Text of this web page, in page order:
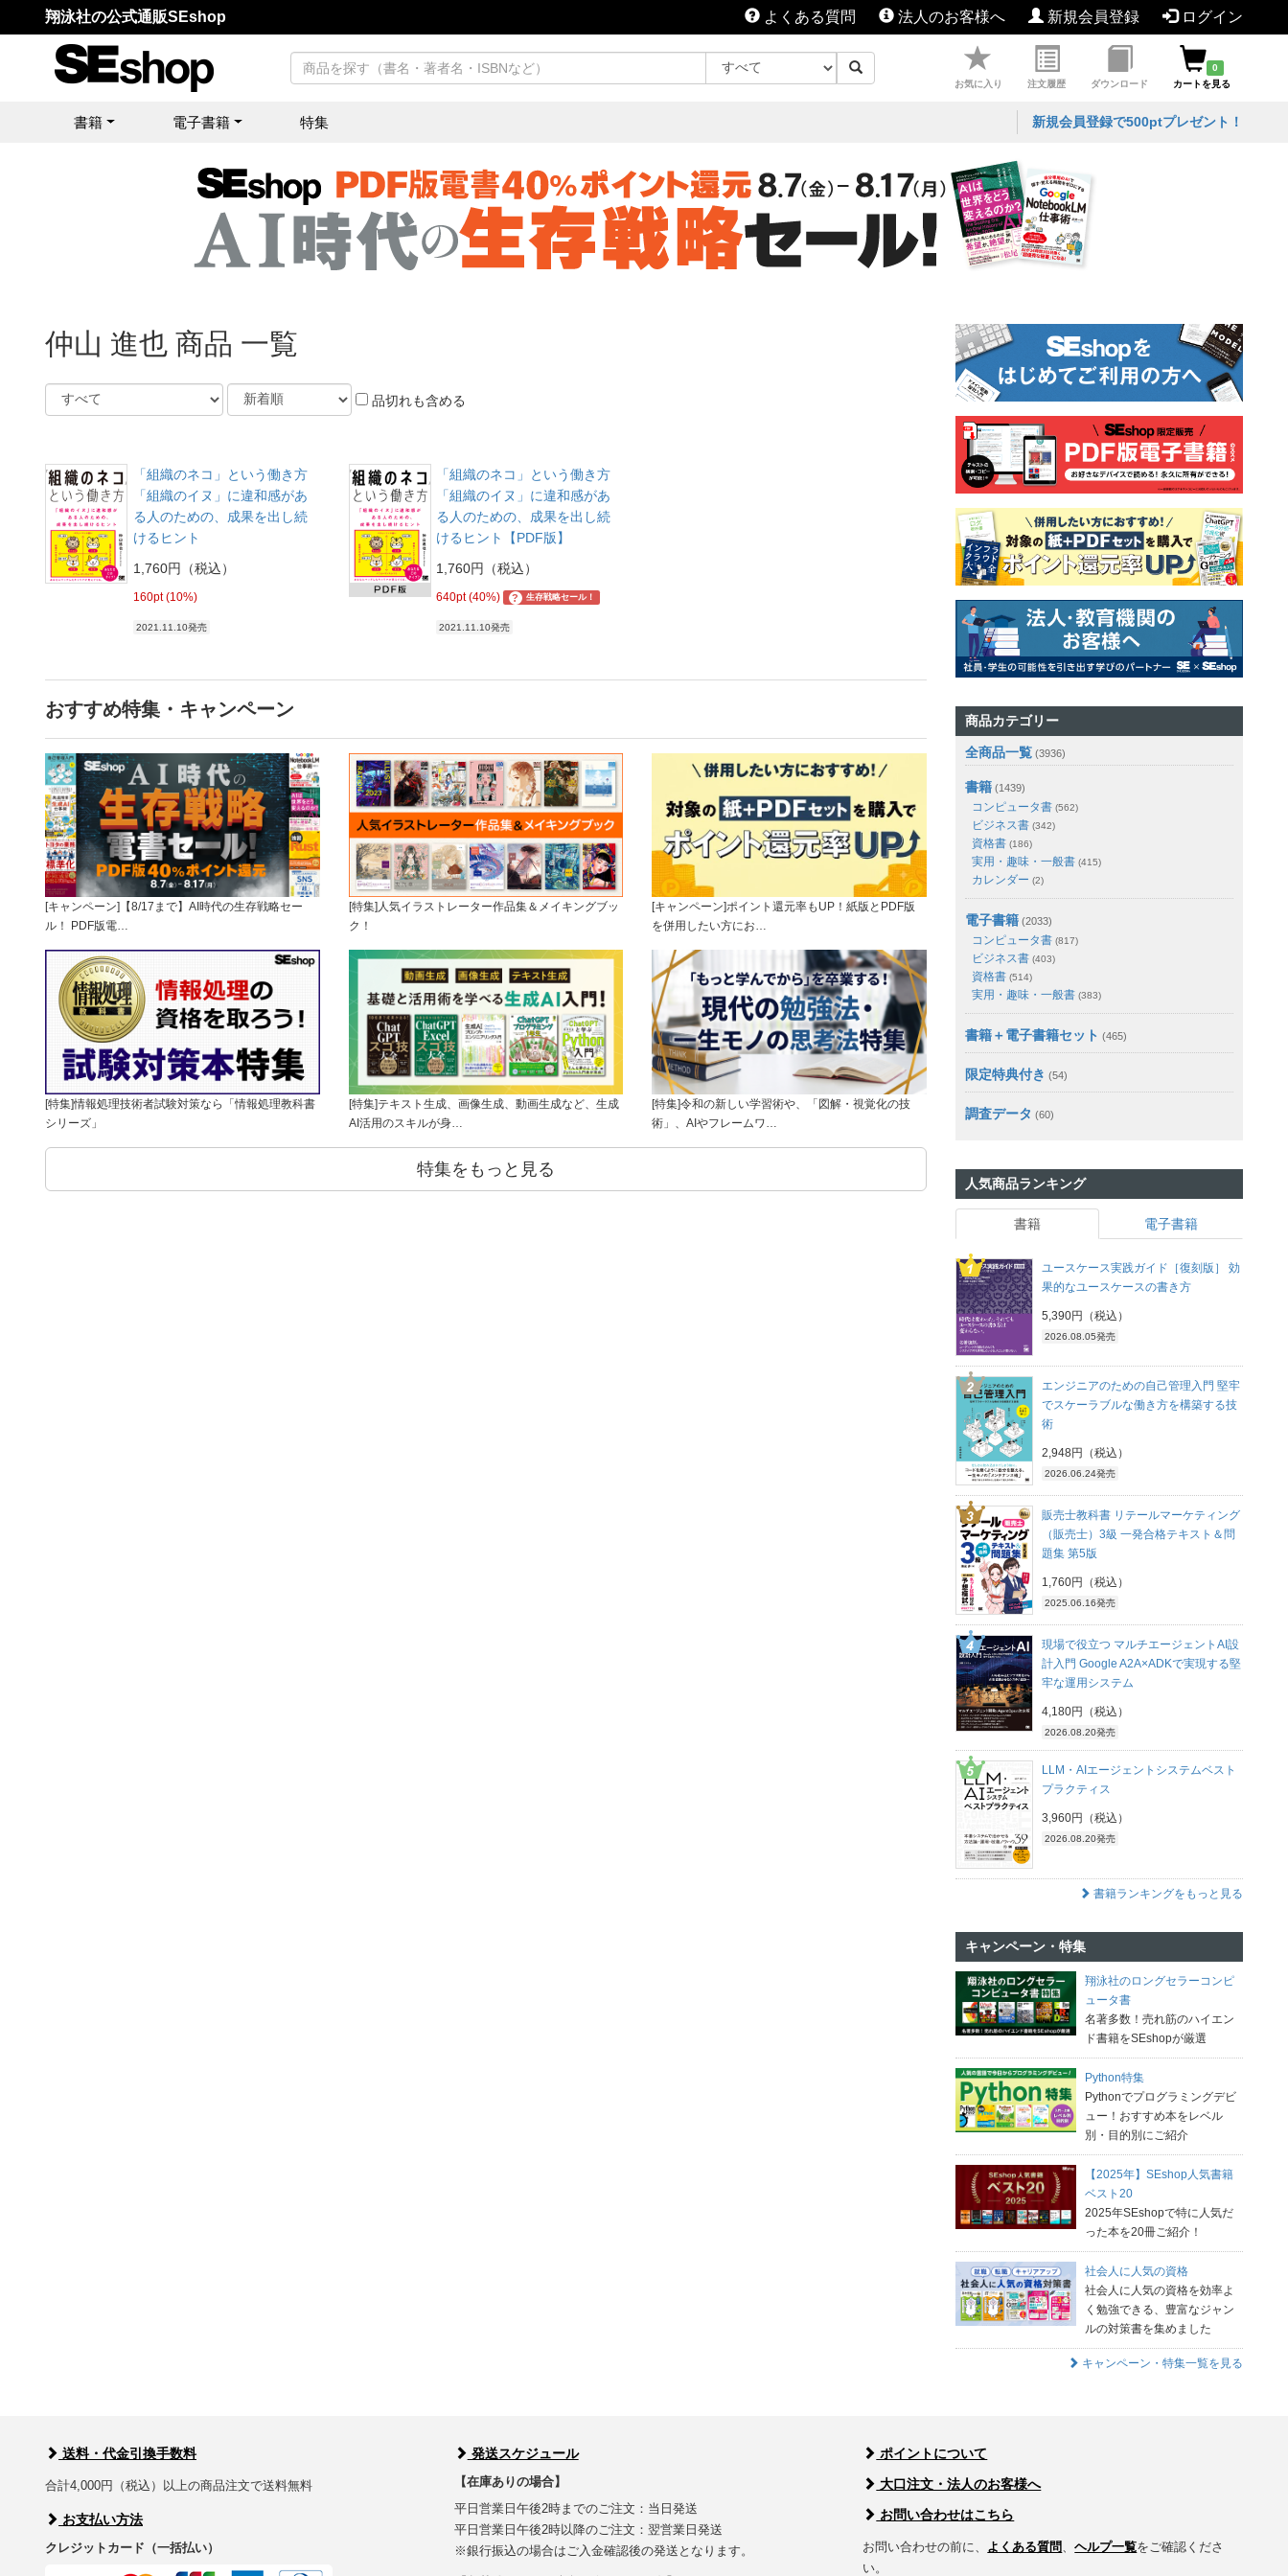
翔泳社の公式通販SEshop よくある質問 法人のお客様へ 新規会員登録 ログイン
お気に入り 注文履歴 ダウンロード
0
カートを見る
書籍 電子書籍 特集 新規会員登録で500ptプレゼント！
仲山 進也 商品 一覧
品切れも含める
「組織のネコ」という働き方
「組織のイヌ」に違和感があ
る人のための、成果を出し続
けるヒント
1,760円（税込）
160pt (10%)
2021.11.10発売
「組織のネコ」という働き方
「組織のイヌ」に違和感があ
る人のための、成果を出し続
けるヒント【PDF版】
1,760円（税込）
640pt (40%) ? 生存戦略セール！
2021.11.10発売
おすすめ特集・キャンペーン
[キャンペーン]【8/17まで】AI時代の生存戦略セー
ル！ PDF版電…
[特集]人気イラストレーター作品集＆メイキングブッ
ク！
[キャンペーン]ポイント還元率もUP！紙版とPDF版
を併用したい方にお…
[特集]情報処理技術者試験対策なら「情報処理教科書
シリーズ」
[特集]テキスト生成、画像生成、動画生成など、生成
AI活用のスキルが身…
[特集]令和の新しい学習術や、「図解・視覚化の技
術」、AIやフレームワ…
特集をもっと見る
商品カテゴリー
全商品一覧 (3936)
書籍 (1439)
コンピュータ書 (562)
ビジネス書 (342)
資格書 (186)
実用・趣味・一般書 (415)
カレンダー (2)
電子書籍 (2033)
コンピュータ書 (817)
ビジネス書 (403)
資格書 (514)
実用・趣味・一般書 (383)
書籍＋電子書籍セット (465)
限定特典付き (54)
調査データ (60)
人気商品ランキング
書籍 電子書籍
ユースケース実践ガイド［復刻版］ 効
果的なユースケースの書き方
5,390円（税込）
2026.08.05発売
エンジニアのための自己管理入門 堅牢
でスケーラブルな働き方を構築する技
術
2,948円（税込）
2026.06.24発売
販売士教科書 リテールマーケティング
（販売士）3級 一発合格テキスト＆問
題集 第5版
1,760円（税込）
2025.06.16発売
現場で役立つ マルチエージェントAI設
計入門 Google A2A×ADKで実現する堅
牢な運用システム
4,180円（税込）
2026.08.20発売
LLM・AIエージェントシステムベスト
プラクティス
3,960円（税込）
2026.08.20発売
書籍ランキングをもっと見る
キャンペーン・特集
翔泳社のロングセラーコンピ
ュータ書
名著多数！売れ筋のハイエン
ド書籍をSEshopが厳選
Python特集
Pythonでプログラミングデビ
ュー！おすすめ本をレベル
別・目的別にご紹介
【2025年】SEshop人気書籍
ベスト20
2025年SEshopで特に人気だ
った本を20冊ご紹介！
社会人に人気の資格
社会人に人気の資格を効率よ
く勉強できる、豊富なジャン
ルの対策書を集めました
キャンペーン・特集一覧を見る
送料・代金引換手数料
合計4,000円（税込）以上の商品注文で送料無料
お支払い方法
クレジットカード（一括払い）
発送スケジュール
【在庫ありの場合】
平日営業日午後2時までのご注文：当日発送
平日営業日午後2時以降のご注文：翌営業日発送
※銀行振込の場合はご入金確認後の発送となります。
ポイントについて
大口注文・法人のお客様へ
お問い合わせはこちら
お問い合わせの前に、 よくある質問、ヘルプ一覧をご確認くださ
い。